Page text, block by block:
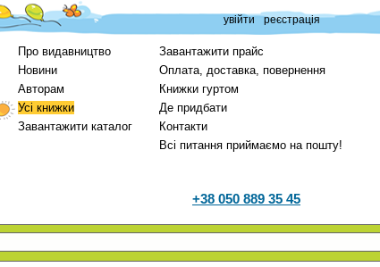
увійти реєстрація
Про видавництво
Новини
Авторам
Усі книжки
Завантажити каталог
Завантажити прайс
Оплата, доставка, повернення
Книжки гуртом
Де придбати
Контакти
Всі питання приймаємо на пошту!
+38 050 889 35 45